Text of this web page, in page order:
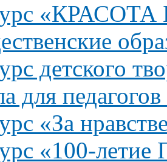
детского
для
«За
«100-летие